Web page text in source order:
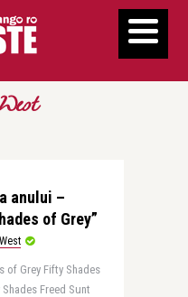
anului –
of Grey”
of Grey Fifty Shades
Freed Sunt